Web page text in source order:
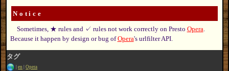
Notice
Sometimes, ★ rules and ✓ rules not work correctly on Presto Opera.
Because it happen by design or bug ofOpera's urlfilter API.
タグ
en Opera